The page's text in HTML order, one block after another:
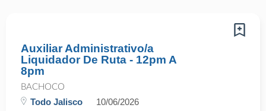
Auxiliar Administrativo/a
Liquidador De Ruta - 12pm A
8pm
BACHOCO
Todo Jalisco 10/06/2026